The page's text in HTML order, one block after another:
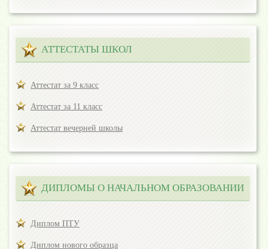
АТТЕСТАТЫ ШКОЛ
Аттестат за 9 класс
Аттестат за 11 класс
Аттестат вечерней школы
ДИПЛОМЫ О НАЧАЛЬНОМ ОБРАЗОВАНИИ
Диплом ПТУ
Диплом нового образца